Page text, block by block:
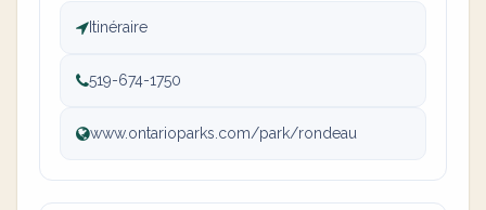
Itinéraire
519-674-1750
www.ontarioparks.com/park/rondeau